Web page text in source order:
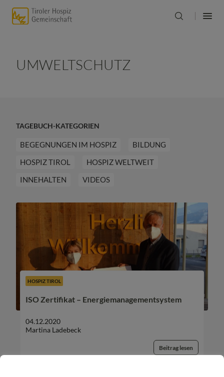
UMWELTSCHUTZ
TAGEBUCH-KATEGORIEN
BEGEGNUNGEN IM HOSPIZ
BILDUNG
HOSPIZ TIROL
HOSPIZ WELTWEIT
INNEHALTEN
VIDEOS
HOSPIZ TIROL
ISO Zertifikat – Energiemanagementsystem
04.12.2020
Martina Ladebeck
Beitrag lesen